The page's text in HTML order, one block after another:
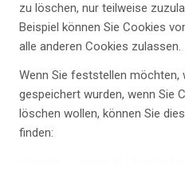
zu löschen, nur teilweise
Beispiel können Sie Cookies
alle anderen Cookies zulassen.
Wenn Sie feststellen
gespeichert wurden, wenn Sie
löschen wollen, können Sie
finden: